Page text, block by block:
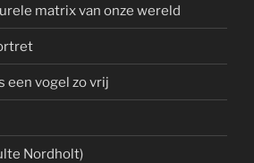
matrix van onze wereld
een vogel zo vrij
Nordholt)